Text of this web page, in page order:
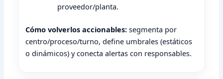
proveedor/planta.
Cómo volverlos accionables: segmenta por
centro/proceso/turno, define umbrales (estáticos
o dinámicos) y conecta alertas con responsables.